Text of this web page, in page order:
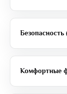
Безопасность
Комфортные